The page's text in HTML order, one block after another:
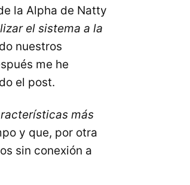
la Alpha de Natty
el sistema a la
nuestros
me he
el post.
más
y que, por otra
sin conexión a